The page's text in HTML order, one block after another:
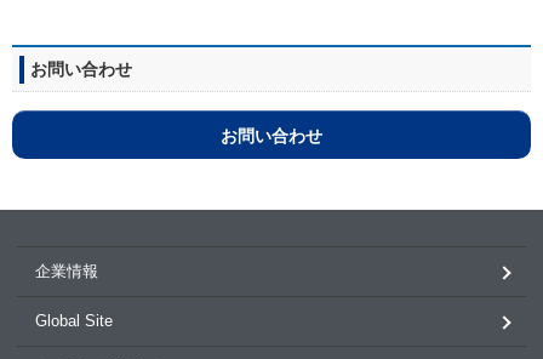
お問い合わせ
お問い合わせ
企業情報
Global Site